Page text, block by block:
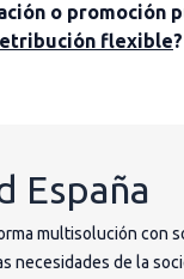
o promoción
flexible?
España
multisolución con
necesidades de la